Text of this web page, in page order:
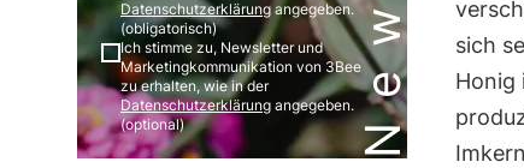
Datenschutzerklärungangegeben.
(obligatorisch)
Ich stimme zu, Newsletter und
Marketingkommunikation von 3Bee
zu erhalten, wie in der
Datenschutzerklärung angegeben.
(optional)
sich
Honig